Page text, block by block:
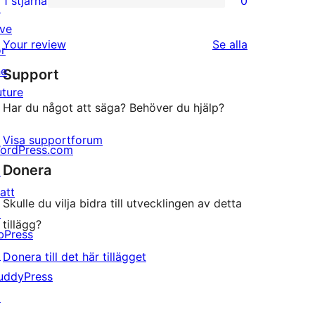
recensioner
1-
stjärniga
recensioner
Your review Se alla
Support
Har du något att säga? Behöver du hjälp?
Visa supportforum
Donera
Skulle du vilja bidra till utvecklingen av detta
tillägg?
Donera till det här tillägget